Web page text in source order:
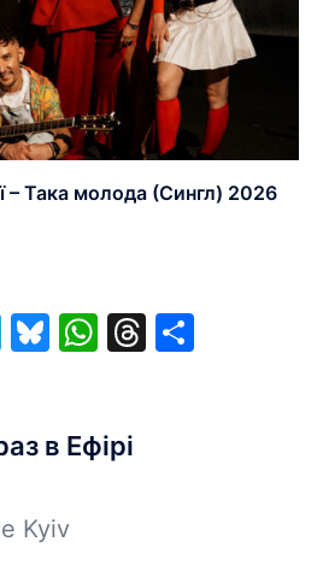
– Така молода (Сингл) 2026
Telegram
Bluesky
WhatsApp
Threads
в Ефірі
Kyiv